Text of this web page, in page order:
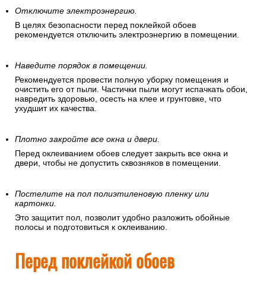
Отключите электроэнергию.
В целях безопасности перед поклейкой обоев
рекомендуется отключить электроэнергию в помещении.
Наведите порядок в помещении.
Рекомендуется провести полную уборку помещения и
очистить его от пыли. Частички пыли могут испачкать обои,
навредить здоровью, осесть на клее и грунтовке, что
ухудшит их качества.
Плотно закройте все окна и двери.
Перед оклеиванием обоев следует закрыть все окна и
двери, чтобы не допустить сквозняков в помещении.
Постелите на пол полиэтиленовую пленку или
картонки.
Это защитит пол, позволит удобно разложить обойные
полосы и подготовиться к оклеиванию.
Перед поклейкой обоев